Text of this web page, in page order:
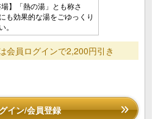
場】「熱の湯」とも称さ
も効果的な湯をごゆっくり
会員ログインで2,200円引き
イン/会員登録